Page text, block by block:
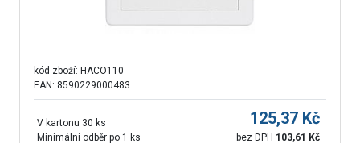
kód zboží: HACO110
EAN: 8590229000483
V kartonu 30 ks
Minimální odběr po 1 ks
125,37 Kč
bez DPH 103,61 Kč